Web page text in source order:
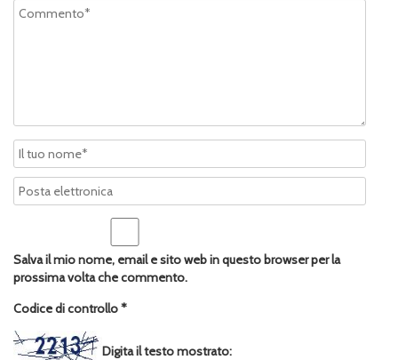
Salva il mio nome, email e sito web in questo browser per la
prossima volta che commento.
Codice di controllo*
Digita il testo mostrato: